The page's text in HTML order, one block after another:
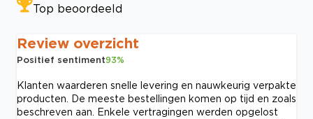
Top beoordeeld
Review overzicht
Positief sentiment93%
Klanten waarderen snelle levering en nauwkeurig verpakte
producten. De meeste bestellingen komen op tijd en zoals
beschreven aan. Enkele vertragingen werden opgelost